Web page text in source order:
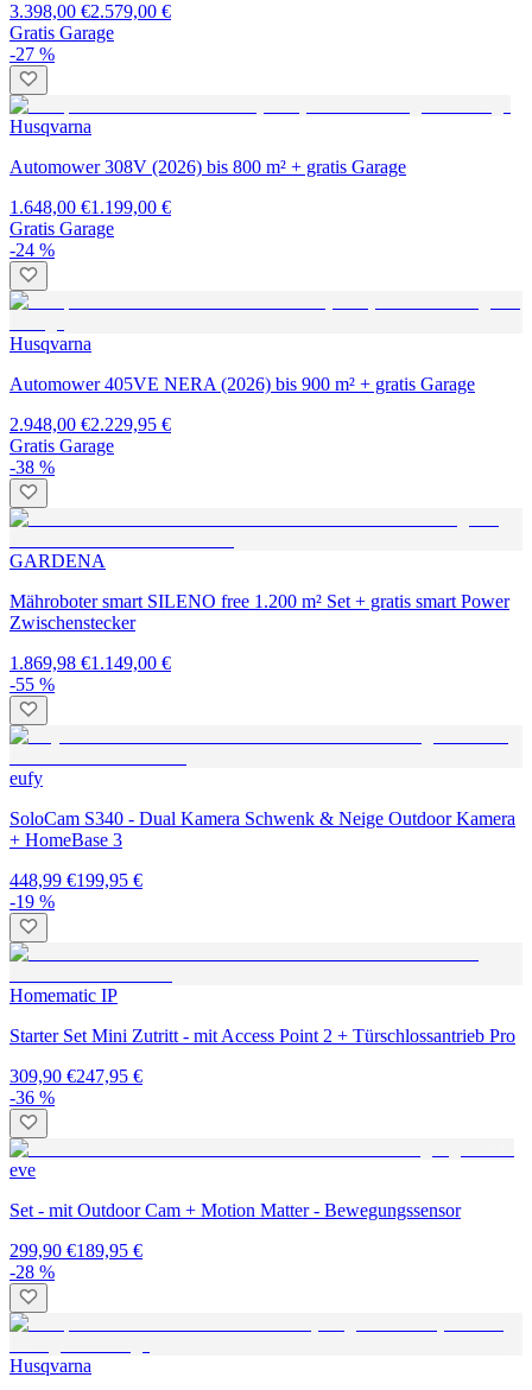
3.398,00 €2.579,00 €
Gratis Garage
-27 %
Husqvarna
Automower 308V (2026) bis 800 m² + gratis Garage
1.648,00 €1.199,00 €
Gratis Garage
-24 %
Husqvarna
Automower 405VE NERA (2026) bis 900 m² + gratis Garage
2.948,00 €2.229,95 €
Gratis Garage
-38 %
GARDENA
Mähroboter smart SILENO free 1.200 m² Set + gratis smart Power
Zwischenstecker
1.869,98 €1.149,00 €
-55 %
eufy
SoloCam S340 - Dual Kamera Schwenk & Neige Outdoor Kamera
+ HomeBase 3
448,99 €199,95 €
-19 %
Homematic IP
Starter Set Mini Zutritt - mit Access Point 2 + Türschlossantrieb Pro
309,90 €247,95 €
-36 %
eve
Set - mit Outdoor Cam + Motion Matter - Bewegungssensor
299,90 €189,95 €
-28 %
Husqvarna